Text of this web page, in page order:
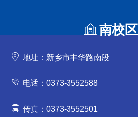
南校区
地址：新乡市丰华路南段
电话：0373-3552588
传真：0373-3552501